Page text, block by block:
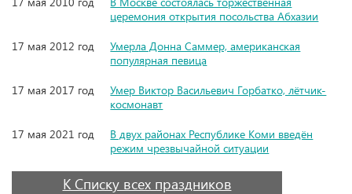
церемония открытия посольства Абхазии
17 мая 2012 год
Умерла Донна Саммер, американская
популярная певица
17 мая 2017 год
Умер Виктор Васильевич Горбатко, лётчик-
космонавт
17 мая 2021 год
В двух районах Республике Коми введён
режим чрезвычайной ситуации
К Списку всех праздников